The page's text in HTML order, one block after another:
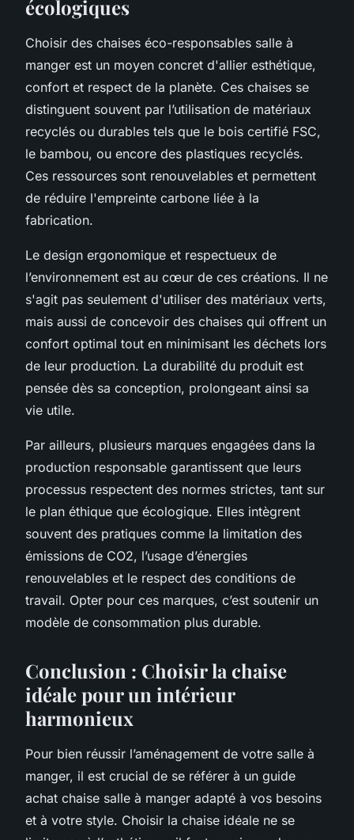
écologiques
Choisir des chaises éco-responsables salle à
manger est un moyen concret d'allier esthétique,
confort et respect de la planète. Ces chaises se
distinguent souvent par l’utilisation de matériaux
recyclés ou durables tels que le bois certifié FSC,
le bambou, ou encore des plastiques recyclés.
Ces ressources sont renouvelables et permettent
de réduire l'empreinte carbone liée à la
fabrication.
Le design ergonomique et respectueux de
l’environnement est au cœur de ces créations. Il ne
s'agit pas seulement d'utiliser des matériaux verts,
mais aussi de concevoir des chaises qui offrent un
confort optimal tout en minimisant les déchets lors
de leur production. La durabilité du produit est
pensée dès sa conception, prolongeant ainsi sa
vie utile.
Par ailleurs, plusieurs marques engagées dans la
production responsable garantissent que leurs
processus respectent des normes strictes, tant sur
le plan éthique que écologique. Elles intègrent
souvent des pratiques comme la limitation des
émissions de CO2, l’usage d’énergies
renouvelables et le respect des conditions de
travail. Opter pour ces marques, c’est soutenir un
modèle de consommation plus durable.
Conclusion : Choisir la chaise
idéale pour un intérieur
harmonieux
Pour bien réussir l’aménagement de votre salle à
manger, il est crucial de se référer à un guide
achat chaise salle à manger adapté à vos besoins
et à votre style. Choisir la chaise idéale ne se